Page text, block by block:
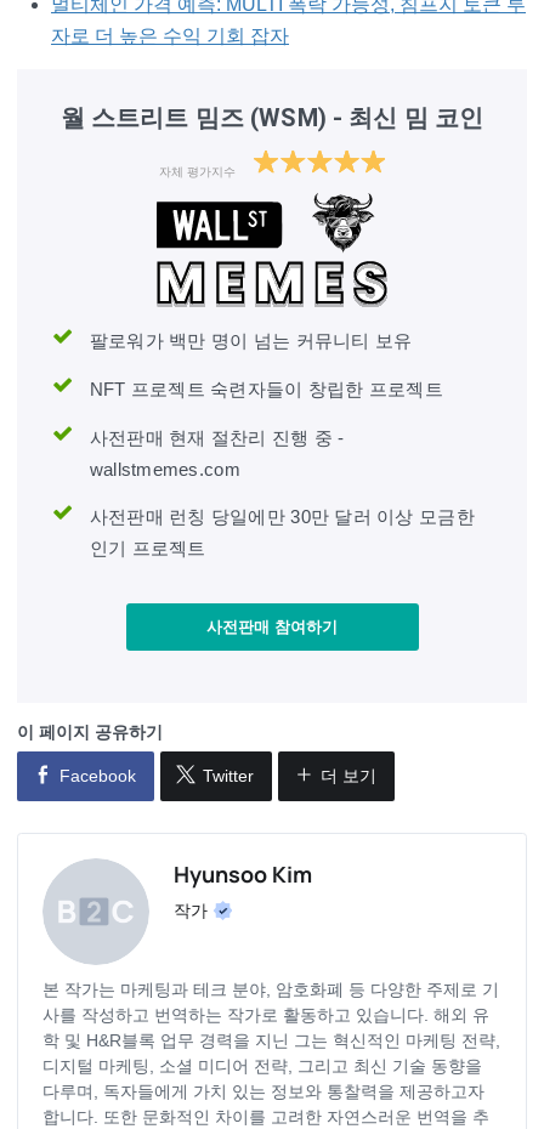
자로 더 높은 수익 기회 잡자
월 스트리트 밈즈 (WSM) - 최신 밈 코인
자체 평가지수
팔로워가 백만 명이 넘는 커뮤니티 보유
NFT 프로젝트 숙련자들이 창립한 프로젝트
사전판매 현재 절찬리 진행 중 -
wallstmemes.com
사전판매 런칭 당일에만 30만 달러 이상 모금한
인기 프로젝트
사전판매 참여하기
이 페이지 공유하기
Facebook Twitter 더 보기
Hyunsoo Kim
작가
본 작가는 마케팅과 테크 분야, 암호화폐 등 다양한 주제로 기
사를 작성하고 번역하는 작가로 활동하고 있습니다. 해외 유
학 및 H&R블록 업무 경력을 지닌 그는 혁신적인 마케팅 전략,
디지털 마케팅, 소셜 미디어 전략, 그리고 최신 기술 동향을
다루며, 독자들에게 가치 있는 정보와 통찰력을 제공하고자
합니다. 또한 문화적인 차이를 고려한 자연스러운 번역을 추